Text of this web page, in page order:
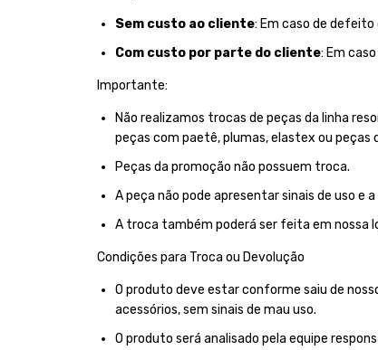
Sem custo ao cliente: Em caso de defeito
Com custo por parte do cliente: Em
Importante:
Não realizamos trocas de peças da linha
peças com paetê, plumas, elastex ou peças
Peças da promoção não possuem troca.
A peça não pode apresentar sinais de uso e
A troca também poderá ser feita em nossa
Condições para Troca ou Devolução
O produto deve estar conforme saiu de
acessórios, sem sinais de mau uso.
O produto será analisado pela equipe